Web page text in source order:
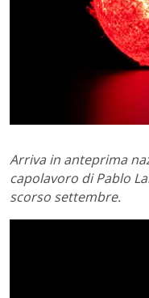
Arriva in anteprima
capolavoro di Pablo
scorso settembre.